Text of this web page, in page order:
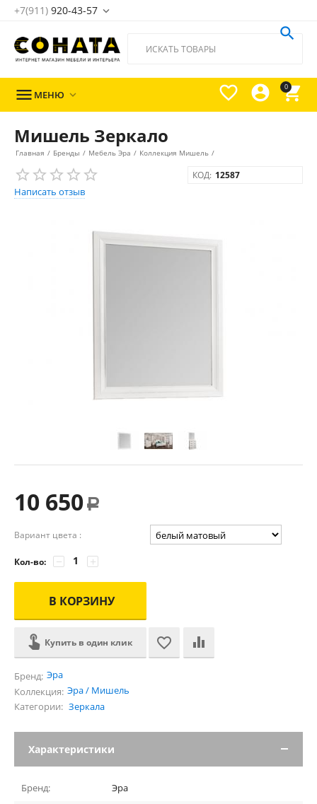
+7(911) 920-43-57 
0




 МЕНЮ 
Мишель Зеркало
Главная / Бренды / Мебель Эра / Коллекция Мишель /
Написать отзыв
КОД: 12587
10 650 Р
Вариант цвета :
Кол-во: +
−
В КОРЗИНУ
Купить в один клик
Бренд: Эра
Коллекция: Эра / Мишель
Категории: Зеркала
Характеристики
Бренд: Эра